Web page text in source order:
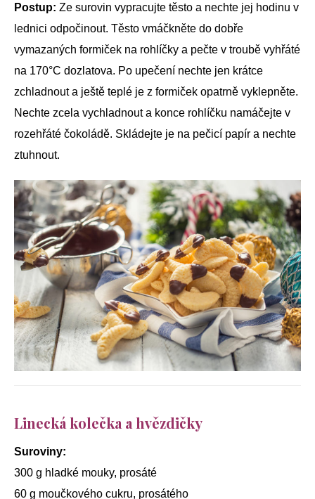
Postup: Ze surovin vypracujte těsto a nechte jej hodinu v
lednici odpočinout. Těsto vmáčkněte do dobře
vymazaných formiček na rohlíčky a pečte v troubě vyhřáté
na 170°C dozlatova. Po upečení nechte jen krátce
zchladnout a ještě teplé je z formiček opatrně vyklepněte.
Nechte zcela vychladnout a konce rohlíčku namáčejte v
rozehřáté čokoládě. Skládejte je na pečicí papír a nechte
ztuhnout.
Linecká kolečka a hvězdičky
Suroviny:
300 g hladké mouky, prosáté
60 g moučkového cukru, prosátého